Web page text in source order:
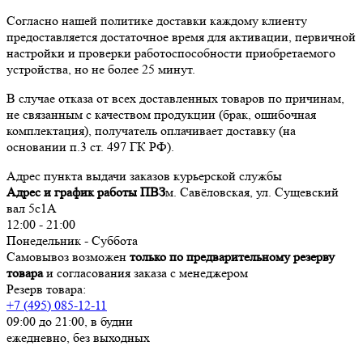
Согласно нашей политике доставки каждому клиенту
предоставляется достаточное время для активации, первичной
настройки и проверки работоспособности приобретаемого
устройства, но не более 25 минут.
В случае отказа от всех доставленных товаров по причинам,
не связанным с качеством продукции (брак, ошибочная
комплектация), получатель оплачивает доставку (на
основании п.3 ст. 497 ГК РФ).
Адрес пункта выдачи заказов курьерской службы
Адрес и график работы ПВЗм. Савёловская, ул. Сущевский
вал 5с1А
12:00 - 21:00
Понедельник - Суббота
Самовывоз возможен только по предварительному резерву
товараи согласования заказа с менеджером
Резерв товара:
+7 (495) 085-12-11
09:00 до 21:00, в будни
ежедневно, без выходных